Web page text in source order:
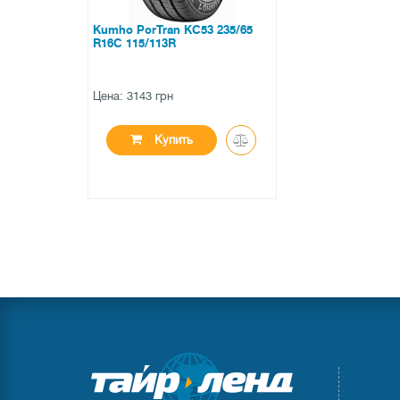
Kumho PorTran KC53 235/65
R16C 115/113R
Цена: 3143 грн
Купить